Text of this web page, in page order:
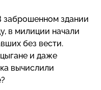
заброшенном здании
в милиции начали
без вести.
и даже
вычислили